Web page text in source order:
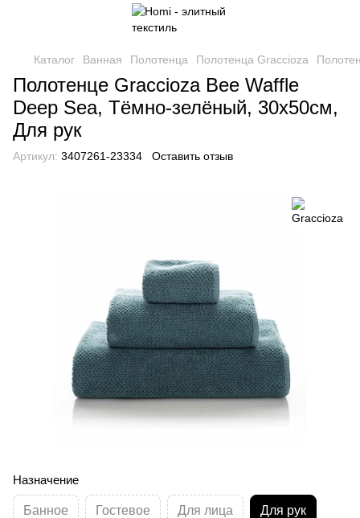
Каталог Ванная Полотенца Полотенца Graccioza
Полотенце Graccioza Bee Waffle
Deep Sea, Тёмно-зелёный, 30х50см,
Для рук
Артикул: 3407261-23334 Оставить отзыв
Назначение
Банное Гостевое Для лица Для рук